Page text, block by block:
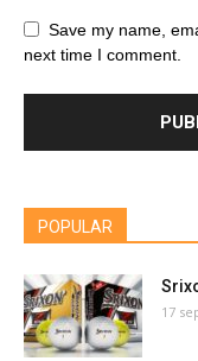
Save my name,
next time I comment.
POPULAR
17